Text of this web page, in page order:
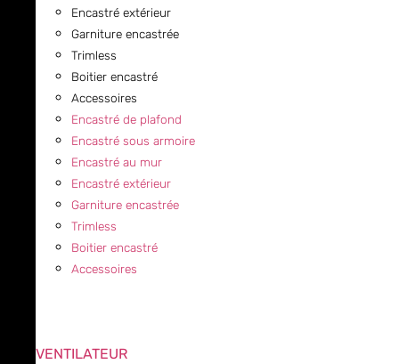
Encastré extérieur
Garniture encastrée
Trimless
Boitier encastré
Accessoires
Encastré de plafond
Encastré sous armoire
Encastré au mur
Encastré extérieur
Garniture encastrée
Trimless
Boitier encastré
Accessoires
VENTILATEUR